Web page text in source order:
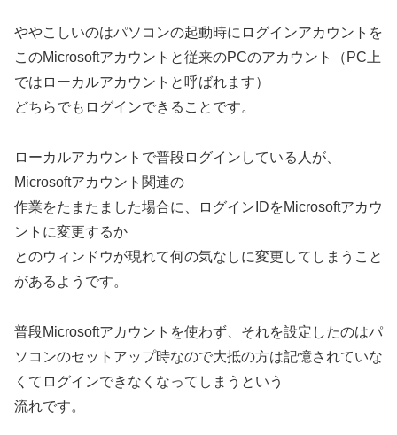
ややこしいのはパソコンの起動時にログインアカウントを
このMicrosoftアカウントと従来のPCのアカウント（PC上
ではローカルアカウントと呼ばれます）
どちらでもログインできることです。
ローカルアカウントで普段ログインしている人が、
Microsoftアカウント関連の
作業をたまたました場合に、ログインIDをMicrosoftアカウ
ントに変更するか
とのウィンドウが現れて何の気なしに変更してしまうこと
があるようです。
普段Microsoftアカウントを使わず、それを設定したのはパ
ソコンのセットアップ時なので大抵の方は記憶されていな
くてログインできなくなってしまうという
流れです。